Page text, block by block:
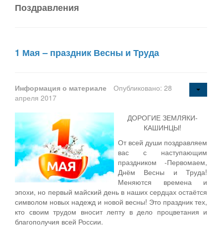
Поздравления
1 Мая – праздник Весны и Труда
Информация о материале
Опубликовано: 28
апреля 2017
ДОРОГИЕ ЗЕМЛЯКИ-
КАШИНЦЫ!
От всей души поздравляем
вас с наступающим
праздником -Первомаем,
Днём Весны и Труда!
Меняются времена и
эпохи, но первый майский день в наших сердцах остаётся
символом новых надежд и новой весны! Это праздник тех,
кто своим трудом вносит лепту в дело процветания и
благополучия всей России.